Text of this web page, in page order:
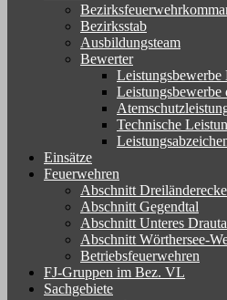
Bezirksstab
Ausbildungsteam
Bewerter
Technische
Einsätze
Feuerwehren
Abschnitt Dreiländerecke
Abschnitt Gegendtal
Abschnitt Unteres
Abschnitt Wörthersee-
Betriebsfeuerwehren
FJ-Gruppen im Bez. VL
Sachgebiete